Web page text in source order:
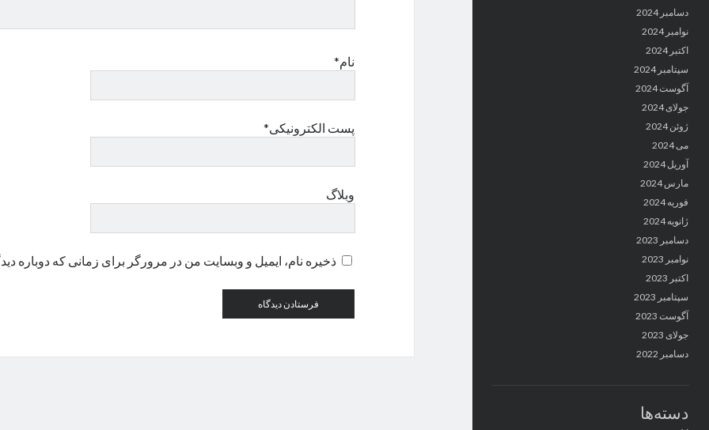
دسامبر 2024
نوامبر 2024
اکتبر 2024
سپتامبر 2024
آگوست 2024
جولای 2024
ژوئن 2024
می 2024
آوریل 2024
مارس 2024
فوریه 2024
ژانویه 2024
دسامبر 2023
نوامبر 2023
اکتبر 2023
سپتامبر 2023
آگوست 2023
جولای 2023
دسامبر 2022
دسته‌ها
نام*
پست الکترونیکی*
وبلاگ
ذخیره نام، ایمیل و وبسایت من در مرورگر برای زمانی که دوباره